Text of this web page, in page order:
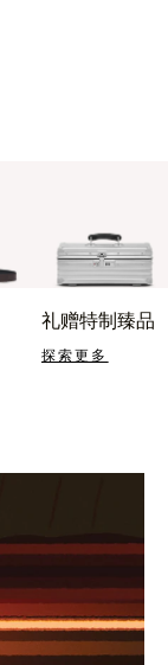
礼赠特制臻品
探索更多